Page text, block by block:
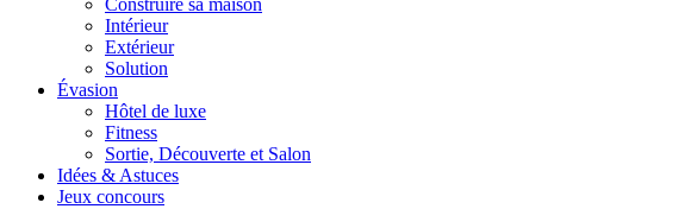
Construire sa maison
Intérieur
Extérieur
Solution
Évasion
Hôtel de luxe
Fitness
Sortie, Découverte et Salon
Idées & Astuces
Jeux concours